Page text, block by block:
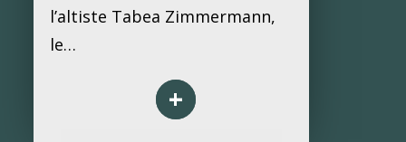
l’altiste Tabea Zimmermann,
le…
+